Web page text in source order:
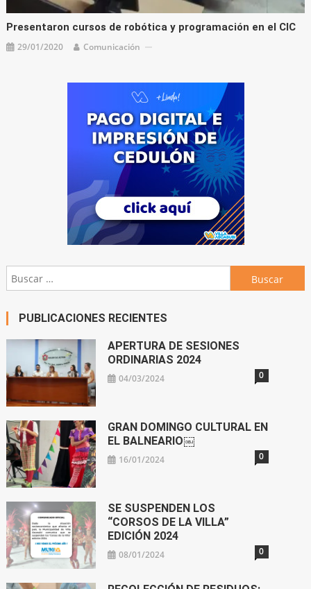
Presentaron cursos de robótica y programación en el CIC
29/01/2020 Comunicación
Buscar:
PUBLICACIONES RECIENTES
APERTURA DE SESIONES
ORDINARIAS 2024
04/03/2024 0
GRAN DOMINGO CULTURAL EN
EL BALNEARIO￼
16/01/2024 0
SE SUSPENDEN LOS
“CORSOS DE LA VILLA”
EDICIÓN 2024
08/01/2024 0